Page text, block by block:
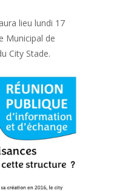
lieu lundi 17
Municipal de
City Stade.